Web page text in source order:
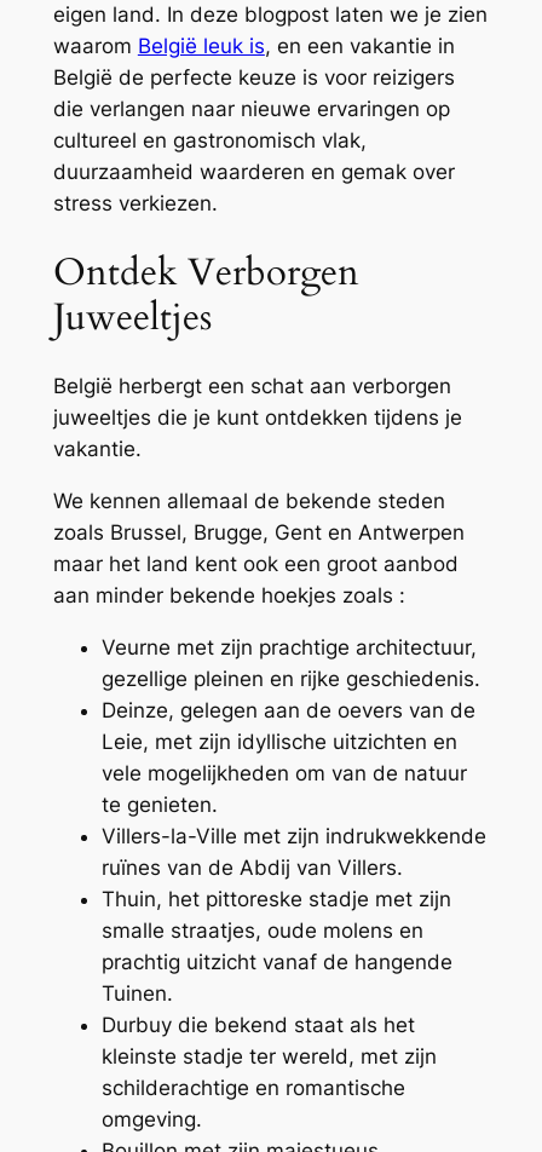
eigen land. In deze blogpost laten we je zien
waarom België leuk is, en een vakantie in
België de perfecte keuze is voor reizigers
die verlangen naar nieuwe ervaringen op
cultureel en gastronomisch vlak,
duurzaamheid waarderen en gemak over
stress verkiezen.
Ontdek Verborgen
Juweeltjes
België herbergt een schat aan verborgen
juweeltjes die je kunt ontdekken tijdens je
vakantie.
We kennen allemaal de bekende steden
zoals Brussel, Brugge, Gent en Antwerpen
maar het land kent ook een groot aanbod
aan minder bekende hoekjes zoals :
Veurne met zijn prachtige architectuur,
gezellige pleinen en rijke geschiedenis.
Deinze, gelegen aan de oevers van de
Leie, met zijn idyllische uitzichten en
vele mogelijkheden om van de natuur
te genieten.
Villers-la-Ville met zijn indrukwekkende
ruïnes van de Abdij van Villers.
Thuin, het pittoreske stadje met zijn
smalle straatjes, oude molens en
prachtig uitzicht vanaf de hangende
Tuinen.
Durbuy die bekend staat als het
kleinste stadje ter wereld, met zijn
schilderachtige en romantische
omgeving.